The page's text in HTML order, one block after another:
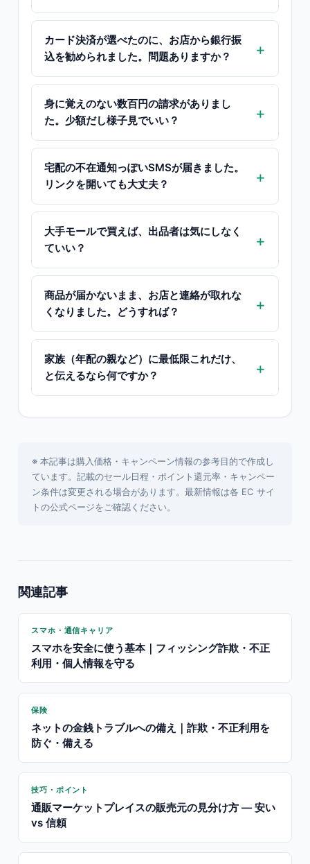
カード決済が選べたのに、お店から銀行振
込を勧められました。問題ありますか？
身に覚えのない数百円の請求がありまし
た。少額だし様子見でいい？
宅配の不在通知っぽいSMSが届きました。
リンクを開いても大丈夫？
大手モールで買えば、出品者は気にしなく
ていい？
商品が届かないまま、お店と連絡が取れな
くなりました。どうすれば？
家族（年配の親など）に最低限これだけ、
と伝えるなら何ですか？
※ 本記事は購入価格・キャンペーン情報の参考目的で作成し
ています。記載のセール日程・ポイント還元率・キャンペー
ン条件は変更される場合があります。最新情報は各 EC サイ
トの公式ページをご確認ください。
関連記事
スマホ・通信キャリア
スマホを安全に使う基本｜フィッシング詐欺・不正
利用・個人情報を守る
保険
ネットの金銭トラブルへの備え｜詐欺・不正利用を
防ぐ・備える
技巧・ポイント
通販マーケットプレイスの販売元の見分け方 — 安い
vs 信頼